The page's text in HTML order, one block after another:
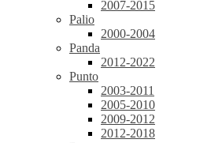
2007-2015
Palio
2000-2004
Panda
2012-2022
Punto
2003-2011
2005-2010
2009-2012
2012-2018